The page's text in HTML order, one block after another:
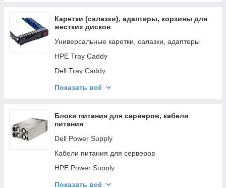
Другие вендоры
Каретки (салазки), адаптеры, корзины для
жестких дисков
Универсальные каретки, салазки, адаптеры
HPE Tray Caddy
Dell Tray Caddy
Supermicro Tray MCP
Fujitsu Tray Caddy
Показать всё
Блоки питания для серверов, кабели
питания
Dell Power Supply
Кабели питания для серверов
HPE Power Supply
Supermicro Power Supply
Показать всё